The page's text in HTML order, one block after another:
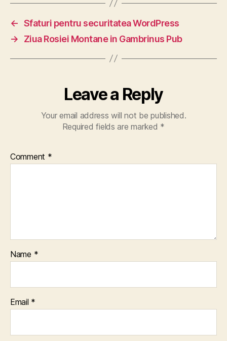
← Sfaturi pentru securitatea WordPress
→
Ziua Rosiei Montane in Gambrinus Pub
Leave a Reply
Your email address will not be published.
Required fields are marked *
Comment *
Name *
Email *